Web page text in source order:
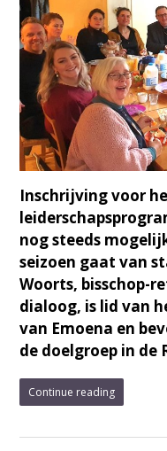
Inschrijving voor
nog steeds
seizoen gaat van
Woorts, bisschop-
dialoog, is lid van
van Emoena en
de doelgroep in de
Continue reading